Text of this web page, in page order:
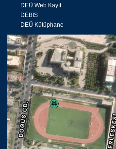
DEÜ Web Kayıt
DEBİS
DEÜ Kütüphane